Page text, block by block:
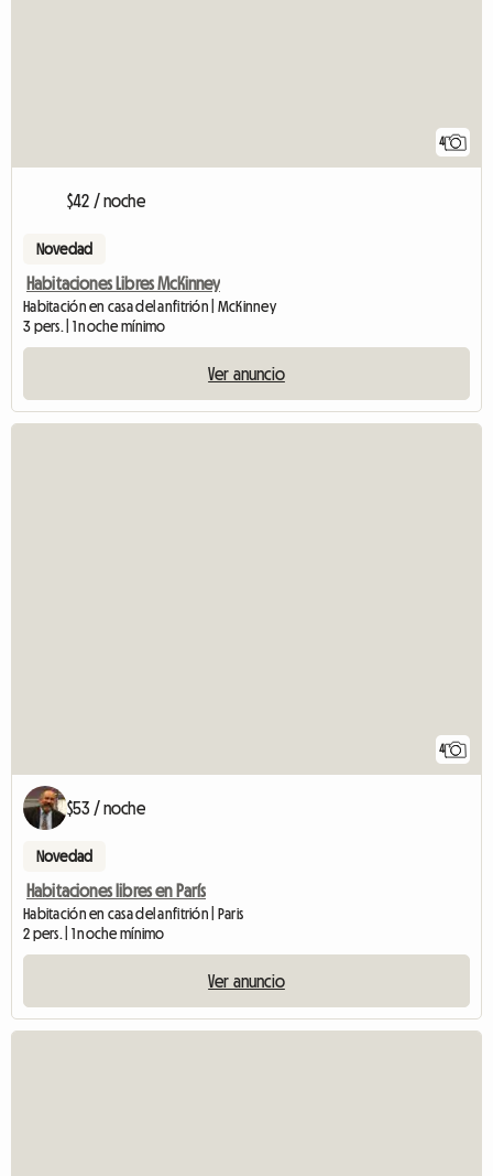
4
$42 / noche
Novedad
Habitaciones Libres McKinney
Habitación en casa del anfitrión | McKinney
3 pers. | 1 noche mínimo
Ver anuncio
4
$53 / noche
Novedad
Habitaciones libres en París
Habitación en casa del anfitrión | Paris
2 pers. | 1 noche mínimo
Ver anuncio